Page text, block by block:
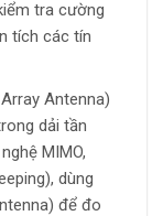
tra cường
tích các tín
Antenna)
dải tần
MIMO,
dùng
để đo